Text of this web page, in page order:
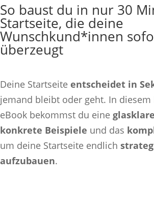
So baust du in nur 30
Startseite, die deine
Wunschkund*innen
überzeugt
Deine Startseite entscheidet in
jemand bleibt oder geht. In diesem
eBook bekommst du eine
konkrete Beispiele und das
um deine Startseite endlich
aufzubauen.